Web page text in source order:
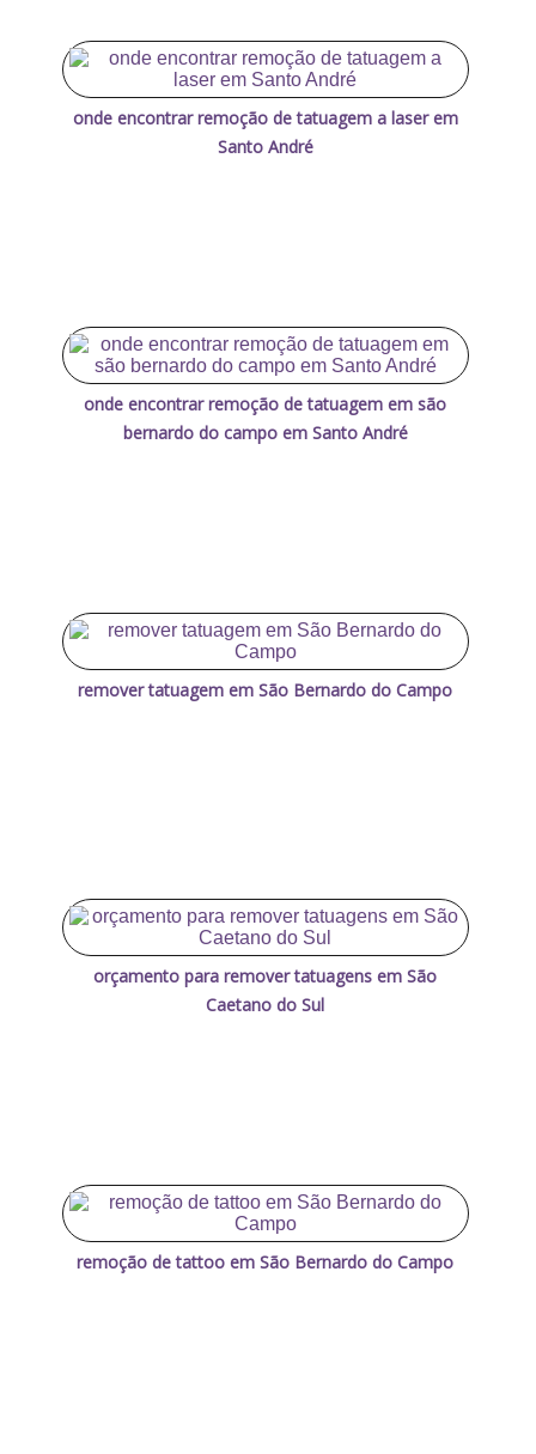
onde encontrar remoção de tatuagem a laser em
Santo André
onde encontrar remoção de tatuagem em são
bernardo do campo em Santo André
remover tatuagem em São Bernardo do Campo
orçamento para remover tatuagens em São
Caetano do Sul
remoção de tattoo em São Bernardo do Campo